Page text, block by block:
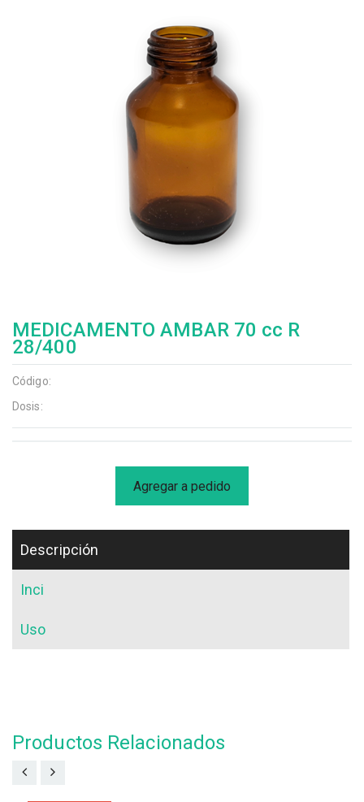
MEDICAMENTO AMBAR 70 cc R
28/400
Código:
Dosis:
Agregar a pedido
Descripción
Inci
Uso
Productos Relacionados